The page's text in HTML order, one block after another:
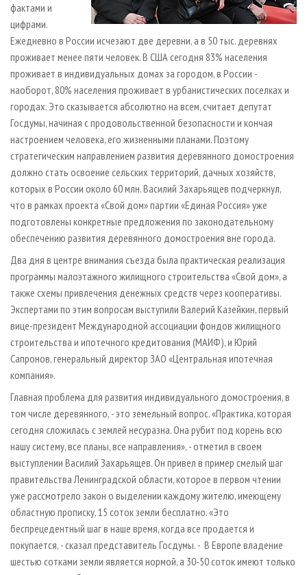
фактами и
цифрами.
Ежедневно в России исчезают две деревни, а в 50 тыс. деревнях
проживает менее пяти человек. В США сегодня 83% населения
проживает в индивидуальных домах за городом, в России -
наоборот, 80% населения проживает в урбанистических поселках и
городах. Это сказывается абсолютно на всем, считает депутат
Госдумы, начиная с продовольственной безопасности и кончая
настроением человека, его жизненными планами. Поэтому
стратегическим направлением развития деревянного домостроения
должно стать освоение сельских территорий, дачных хозяйств,
которых в России около 60 млн. Василий Захарьящев подчеркнул,
что в рамках проекта «Свой дом» партии «Единая Россия» уже
подготовлены конкретные предложения по законодательному
обеспечению развития деревянного домостроения вне города.
Два дня в центре внимания съезда была практическая реализация
программы малоэтажного жилищного строительства «Свой дом», а
также схемы привлечения денежных средств через кооперативы.
Экспертами по этим вопросам выступили Валерий Казейкин, первый
вице-президент Международной ассоциации фондов жилищного
строительства и ипотечного кредитования (МАИФ), и Юрий
Сапронов, генеральный директор ЗАО «Центральная ипотечная
компания».
Главная проблема для развития индивидуального домостроения, в
том числе деревянного, - это земельный вопрос. «Практика, которая
сегодня сложилась с землей несуразна. Она рубит под корень всю
нашу систему, все планы, все направления», - отметил в своем
выступлении Василий Захарьящев. Он привел в пример смелый шаг
правительства Ленинградской области, которое в первом чтении
уже рассмотрело закон о выделении каждому жителю, имеющему
областную прописку, 15 соток земли бесплатно. «Это
беспрецедентный шаг в наше время, когда все продается и
покупается, - сказал представитель Госдумы. - В Европе владение
шестью сотками земли является нормой, а 30-50 соток имеют только